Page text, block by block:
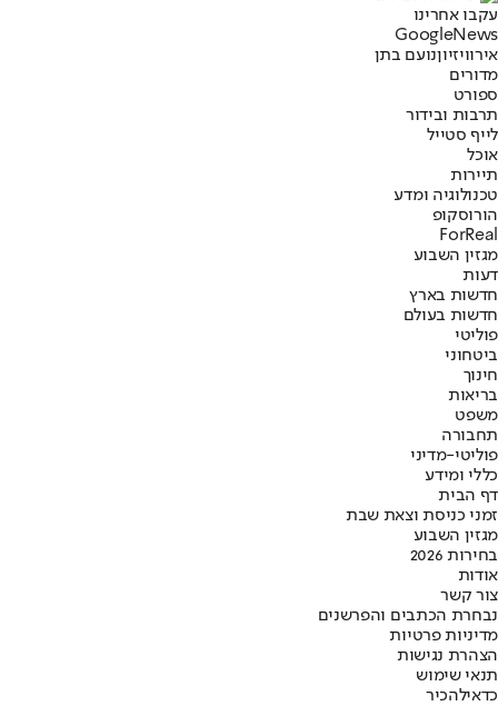
עקבו אחרינו
Googl eNews
אירוויזיוןנועם בתן
מדורים
ספורט
תרבות ובידור
לייף סטייל
אוכל
תיירות
טכנולוגיה ומדע
הורוסקופ
ForReal
מגזין השבוע
דעות
חדשות בארץ
חדשות בעולם
פוליטי
ביטחוני
חינוך
בריאות
משפט
תחבורה
פוליטי-מדיני
כללי ומידע
דף הבית
זמני כניסת וצאת שבת
מגזין השבוע
בחירות 2026
אודות
צור קשר
נבחרת הכתבים והפרשנים
מדיניות פרטיות
הצהרת נגישות
תנאי שימוש
כדאילהכיר